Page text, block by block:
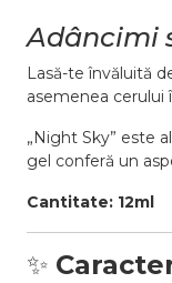
Adâncimi
Lasă-te învăluită
asemenea cerului
„Night Sky” este
gel conferă un
Cantitate: 12ml
✨